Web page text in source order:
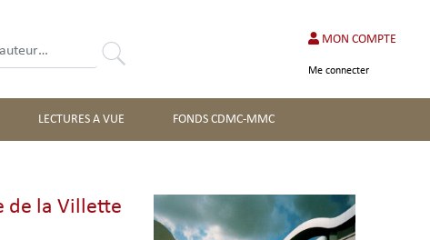
Rechercher
MON COMPTE
Me connecter
LECTURES A VUE FONDS CDMC-MMC
de la Villette Image_expo